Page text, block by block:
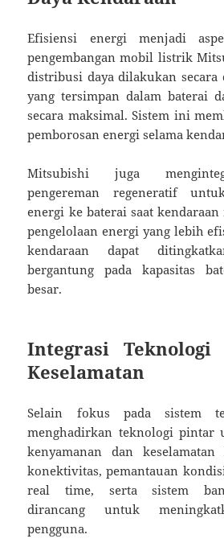
Efisiensi energi menjadi
pengembangan mobil listrik
distribusi daya dilakukan secara
yang tersimpan dalam baterai
secara maksimal. Sistem ini
pemborosan energi selama
Mitsubishi juga
pengereman regeneratif
energi ke baterai saat kendaraan
pengelolaan energi yang lebih
kendaraan dapat
bergantung pada kapasitas
besar.
Integrasi
Keselamatan
Selain fokus pada sistem
menghadirkan teknologi pintar
kenyamanan dan
konektivitas, pemantauan
real time, serta sistem
dirancang untuk
pengguna.